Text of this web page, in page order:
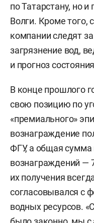
по Татарстану, но
Волги. Кроме того,
компании следят
загрязнение вод,
и прогноз
В конце прошлого
свою позицию по
«премиального»
вознаграждение
ФГУ, а общая
вознаграждений —
их получения
согласовывался с
водных ресурсов.